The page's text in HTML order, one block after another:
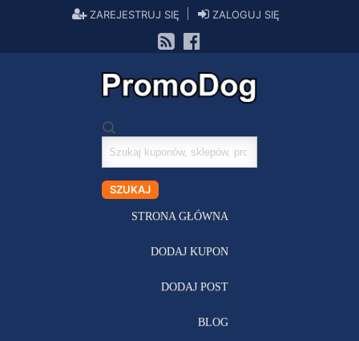
ZAREJESTRUJ SIĘ ZALOGUJ SIĘ
Szukaj
kuponów
SZUKAJ
STRONA GŁÓWNA
DODAJ KUPON
DODAJ POST
BLOG